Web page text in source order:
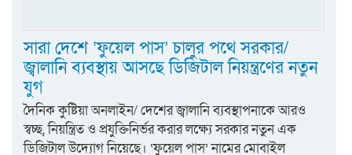
সারা দেশে ‘ফুয়েল পাস’ চালুর পথে সরকার/
জ্বালানি ব্যবস্থায় আসছে ডিজিটাল নিয়ন্ত্রণের নতুন
যুগ
দৈনিক কুষ্টিয়া অনলাইন/ দেশের জ্বালানি ব্যবস্থাপনাকে আরও
স্বচ্ছ, নিয়ন্ত্রিত ও প্রযুক্তিনির্ভর করার লক্ষ্যে সরকার নতুন এক
ডিজিটাল উদ্যোগ নিয়েছে। ‘ফুয়েল পাস’ নামের মোবাইল